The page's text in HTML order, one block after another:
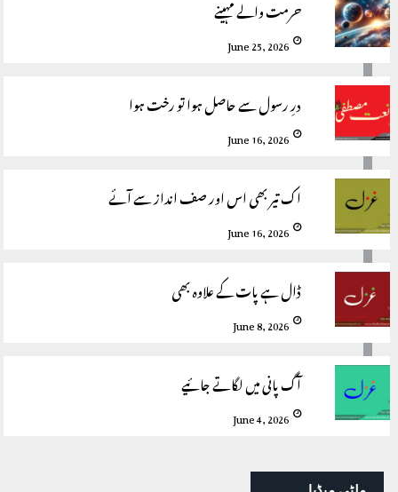
حرمت والے مہینے
June 25, 2026
درِ رسول سے حاصل ہوا تو رخت ہوا
June 16, 2026
اک تیر بھی اس اور صف انداز سے آئے
June 16, 2026
ڈال ہے پات کے علاوہ بھی
June 8, 2026
آگ پانی میں لگاتے جائیے
June 4, 2026